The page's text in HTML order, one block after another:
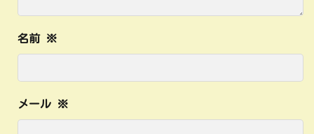
名前 ※
メール ※